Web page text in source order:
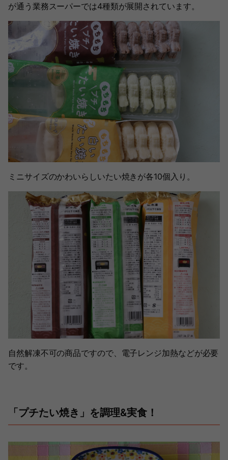
が通う業務スーパーでは4種類が展開されています。
ミニサイズのかわいらしいたい焼きが各10個入り。
自然解凍不可の商品ですので、電子レンジ加熱などが必要
です。
「プチたい焼き」を調理&実食！